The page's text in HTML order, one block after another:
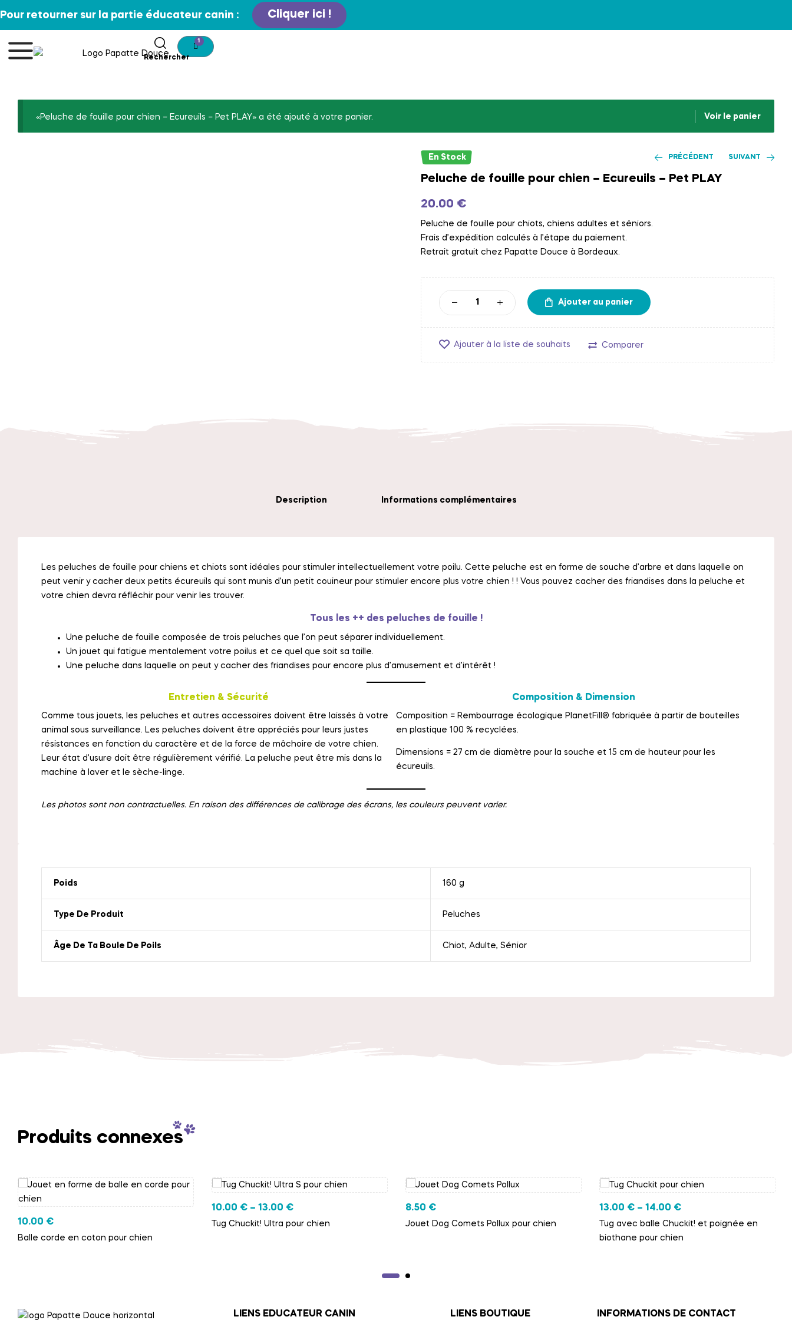
Pour retourner sur la partie éducateur canin : Cliquer ici !
Rechercher
1
«Peluche de fouille pour chien – Ecureuils – Pet PLAY» a été ajouté à votre panier. Voir le panier
En Stock PRÉCÉDENT SUIVANT
Peluche de fouille pour chien – Ecureuils – Pet PLAY
20.00 €
Peluche de fouille pour chiots, chiens adultes et séniors.
Frais d’expédition calculés à l’étape du paiement.
Retrait gratuit chez Papatte Douce à Bordeaux.
Ajouter au panier
Ajouter à la liste de souhaits Comparer
Description Informations complémentaires
Les peluches de fouille pour chiens et chiots sont idéales pour stimuler intellectuellement votre poilu. Cette peluche est en forme de souche d’arbre et dans laquelle on
peut venir y cacher deux petits écureuils qui sont munis d’un petit couineur pour stimuler encore plus votre chien ! ! Vous pouvez cacher des friandises dans la peluche et
votre chien devra réfléchir pour venir les trouver.
Tous les ++ des peluches de fouille !
Une peluche de fouille composée de trois peluches que l’on peut séparer individuellement.
Un jouet qui fatigue mentalement votre poilus et ce quel que soit sa taille.
Une peluche dans laquelle on peut y cacher des friandises pour encore plus d’amusement et d’intérêt !
Entretien & Sécurité
Comme tous jouets, les peluches et autres accessoires doivent être laissés à votre
animal sous surveillance. Les peluches doivent être appréciés pour leurs justes
résistances en fonction du caractère et de la force de mâchoire de votre chien.
Leur état d’usure doit être régulièrement vérifié. La peluche peut être mis dans la
machine à laver et le sèche-linge.
Composition & Dimension
Composition = Rembourrage écologique PlanetFill® fabriquée à partir de bouteilles
en plastique 100 % recyclées.
Dimensions = 27 cm de diamètre pour la souche et 15 cm de hauteur pour les
écureuils.
Les photos sont non contractuelles. En raison des différences de calibrage des écrans, les couleurs peuvent varier.
Poids 160 g
Type De Produit Peluches
Âge De Ta Boule De Poils Chiot, Adulte, Sénior
Produits connexes
10.00 €
Balle corde en coton pour chien
10.00 € – 13.00 €
Tug Chuckit! Ultra pour chien
8.50 €
Jouet Dog Comets Pollux pour chien
13.00 € – 14.00 €
Tug avec balle Chuckit! et poignée en
biothane pour chien
LIENS EDUCATEUR CANIN LIENS BOUTIQUE INFORMATIONS DE CONTACT